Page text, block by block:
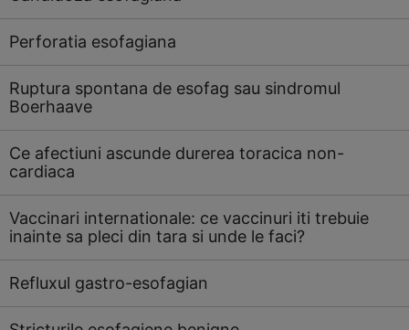
Perforatia esofagiana
Ruptura spontana de esofag sau sindromul
Boerhaave
Ce afectiuni ascunde durerea toracica non-
cardiaca
Vaccinari internationale: ce vaccinuri iti trebuie
inainte sa pleci din tara si unde le faci?
Refluxul gastro-esofagian